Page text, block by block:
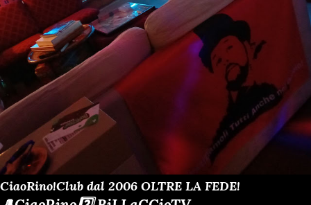
CiaoRino!Club dal 2006 OLTRE LA FEDE!